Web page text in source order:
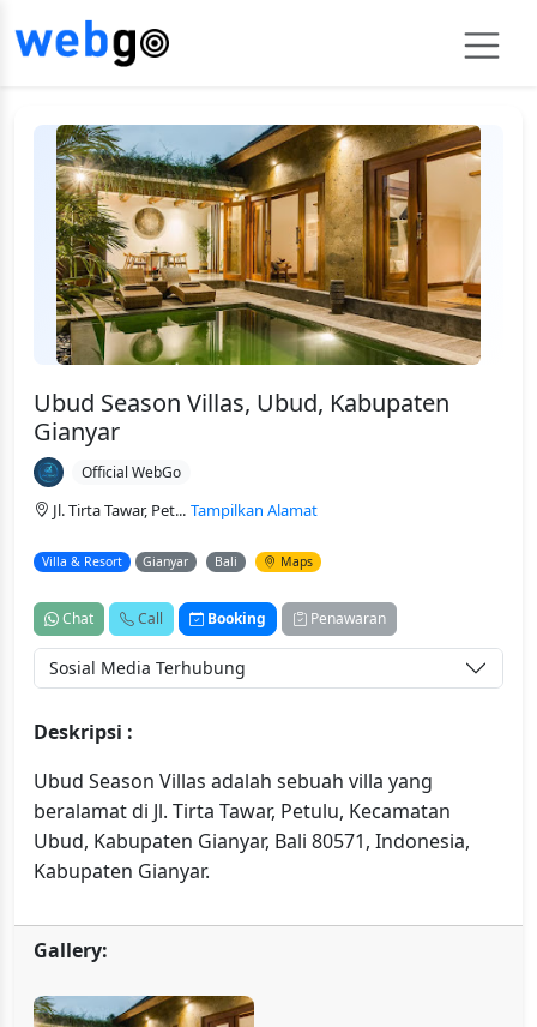
Ubud Season Villas, Ubud, Kabupaten
Gianyar
Official WebGo
Jl. Tirta Tawar, Pet... Tampilkan Alamat
Villa & Resort Gianyar Bali Maps
Chat Call Booking Penawaran
Sosial Media Terhubung
Deskripsi :
Ubud Season Villas adalah sebuah villa yang
beralamat di Jl. Tirta Tawar, Petulu, Kecamatan
Ubud, Kabupaten Gianyar, Bali 80571, Indonesia,
Kabupaten Gianyar.
Gallery: